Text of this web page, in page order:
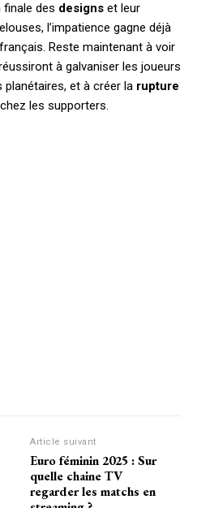
des designs et leur
l’impatience gagne déjà
Reste maintenant à voir
à galvaniser les joueurs
et à créer la rupture
les supporters.
Article suivant
Euro féminin 2025 : Sur
quelle chaine TV
regarder les matchs en